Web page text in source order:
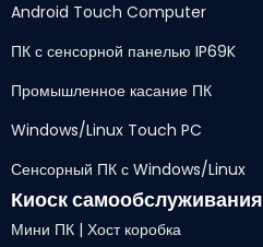
Android Touch Computer
ПК с сенсорной панелью IP69K
Промышленное касание ПК
Windows/Linux Touch PC
Сенсорный ПК с Windows/Linux
Киоск самообслуживания
Мини ПК | Хост коробка